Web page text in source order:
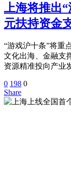
上海将推出“
元扶持资金
“游戏沪十条”将重
文化出海、金融支
资源精准投向产业
0 198 0
Share